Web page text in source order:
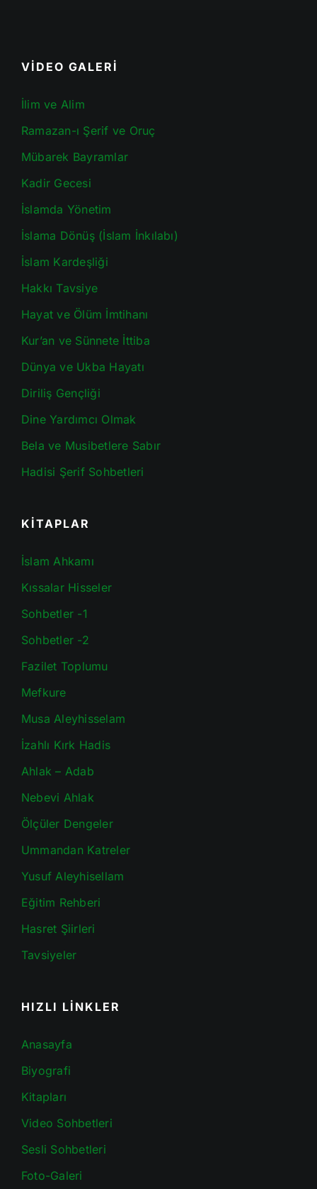
VİDEO GALERİ
İlim ve Alim
Ramazan-ı Şerif ve Oruç
Mübarek Bayramlar
Kadir Gecesi
İslamda Yönetim
İslama Dönüş (İslam İnkılabı)
İslam Kardeşliği
Hakkı Tavsiye
Hayat ve Ölüm İmtihanı
Kur’an ve Sünnete İttiba
Dünya ve Ukba Hayatı
Diriliş Gençliği
Dine Yardımcı Olmak
Bela ve Musibetlere Sabır
Hadisi Şerif Sohbetleri
KİTAPLAR
İslam Ahkamı
Kıssalar Hisseler
Sohbetler -1
Sohbetler -2
Fazilet Toplumu
Mefkure
Musa Aleyhisselam
İzahlı Kırk Hadis
Ahlak – Adab
Nebevi Ahlak
Ölçüler Dengeler
Ummandan Katreler
Yusuf Aleyhisellam
Eğitim Rehberi
Hasret Şiirleri
Tavsiyeler
HIZLI LİNKLER
Anasayfa
Biyografi
Kitapları
Video Sohbetleri
Sesli Sohbetleri
Foto-Galeri